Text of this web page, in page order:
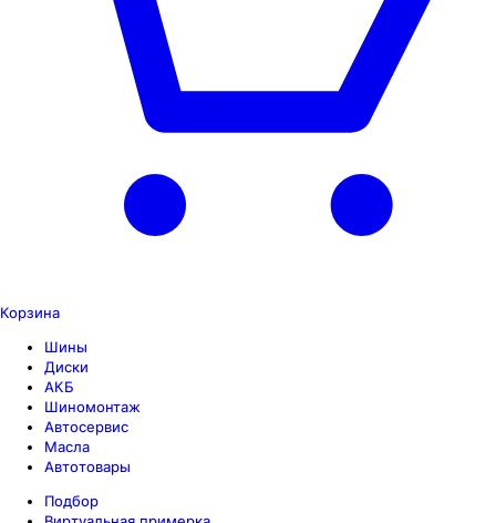
Корзина
Шины
Диски
АКБ
Шиномонтаж
Автосервис
Масла
Автотовары
Подбор